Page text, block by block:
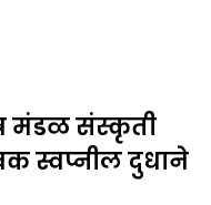
मंडळ संस्कृती
स्वप्नील दुधाने